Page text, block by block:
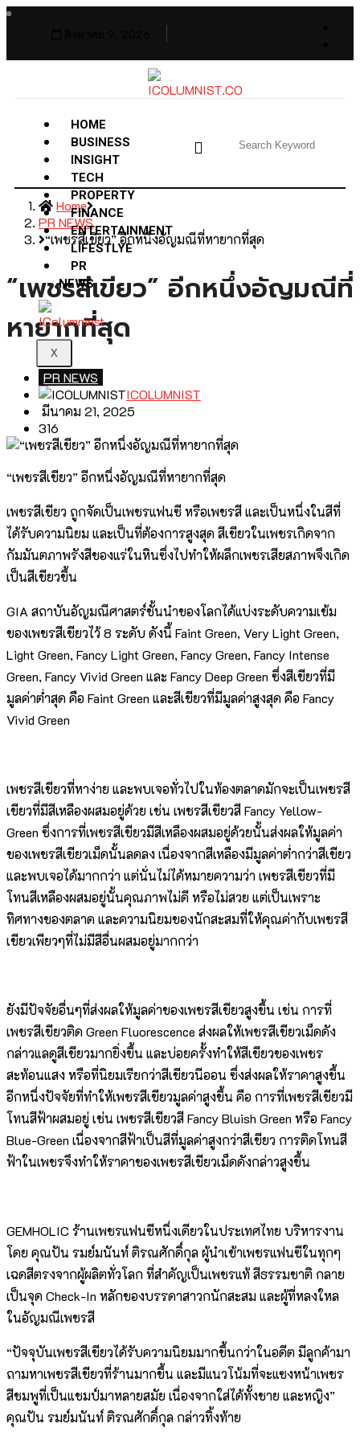
HOME
BUSINESS
INSIGHT
TECH
PROPERTY
FINANCE
ENTERTAINMENT
LIFESTLYE
PR
NEWS
X
Home
PR NEWS
“เพชรสีเขียว” อีกหนึ่งอัญมณีที่หายากที่สุด
“เพชรสีเขียว” อีกหนึ่งอัญมณีที่
หายากที่สุด
PR NEWS
ICOLUMNIST
มีนาคม 21, 2025
316
“เพชรสีเขียว” อีกหนึ่งอัญมณีที่หายากที่สุด
เพชรสีเขียว ถูกจัดเป็นเพชรแฟนซี หรือเพชรสี และเป็นหนึ่งในสีที่
ได้รับความนิยม และเป็นที่ต้องการสูงสุด สีเขียวในเพชรเกิดจาก
กัมมันตภาพรังสีของแร่ในหินซึ่งไปทำให้ผลึกเพชรเสียสภาพจึงเกิด
เป็นสีเขียวขึ้น
GIA สถาบันอัญมณีศาสตร์ชั้นนำของโลกได้แบ่งระดับความเข้ม
ของเพชรสีเขียวไว้ 8 ระดับ ดังนี้ Faint Green, Very Light Green,
Light Green, Fancy Light Green, Fancy Green, Fancy Intense
Green, Fancy Vivid Green และ Fancy Deep Green ซึ่งสีเขียวที่มี
มูลค่าต่ำสุด คือ Faint Green และสีเขียวที่มีมูลค่าสูงสุด คือ Fancy
Vivid Green
เพชรสีเขียวที่หาง่าย และพบเจอทั่วไปในท้องตลาดมักจะเป็นเพชรสี
เขียวที่มีสีเหลืองผสมอยู่ด้วย เช่น เพชรสีเขียวสี Fancy Yellow-
Green ซึ่งการที่เพชรสีเขียวมีสีเหลืองผสมอยู่ด้วยนั้นส่งผลให้มูลค่า
ของเพชรสีเขียวเม็ดนั้นลดลง เนื่องจากสีเหลืองมีมูลค่าต่ำกว่าสีเขียว
และพบเจอได้มากกว่า แต่นั่นไม่ได้หมายความว่า เพชรสีเขียวที่มี
โทนสีเหลืองผสมอยู่นั้นคุณภาพไม่ดี หรือไม่สวย แต่เป็นเพราะ
ทิศทางของตลาด และความนิยมของนักสะสมที่ให้คุณค่ากับเพชรสี
เขียวเพียวๆที่ไม่มีสีอื่นผสมอยู่มากกว่า
ยังมีปัจจัยอื่นๆที่ส่งผลให้มูลค่าของเพชรสีเขียวสูงขึ้น เช่น การที่
เพชรสีเขียวติด Green Fluorescence ส่งผลให้เพชรสีเขียวเม็ดดัง
กล่าวแลดูสีเขียวมากยิ่งขึ้น และบ่อยครั้งทำให้สีเขียวของเพชร
สะท้อนแสง หรือที่นิยมเรียกว่าสีเขียวนีออน ซึ่งส่งผลให้ราคาสูงขึ้น
อีกหนึ่งปัจจัยที่ทำให้เพชรสีเขียวมูลค่าสูงขึ้น คือ การที่เพชรสีเขียวมี
โทนสีฟ้าผสมอยู่ เช่น เพชรสีเขียวสี Fancy Bluish Green หรือ Fancy
Blue-Green เนื่องจากสีฟ้าเป็นสีที่มูลค่าสูงกว่าสีเขียว การติดโทนสี
ฟ้าในเพชรจึงทำให้ราคาของเพชรสีเขียวเม็ดดังกล่าวสูงขึ้น
GEMHOLIC ร้านเพชรแฟนซีหนึ่งเดียวในประเทศไทย บริหารงาน
โดย คุณปัน รมย์มนันท์ ติรณศักดิ์กุล ผู้นำเข้าเพชรแฟนซีในทุกๆ
เฉดสีตรงจากผู้ผลิตทั่วโลก ที่สำคัญเป็นเพชรแท้ สีธรรมชาติ กลาย
เป็นจุด Check-In หลักของบรรดาสาวกนักสะสม และผู้ที่หลงใหล
ในอัญมณีเพชรสี
“ปัจจุบันเพชรสีเขียวได้รับความนิยมมากขึ้นกว่าในอดีต มีลูกค้ามา
ถามหาเพชรสีเขียวที่ร้านมากขึ้น และมีแนวโน้มที่จะแซงหน้าเพชร
สีชมพูที่เป็นแชมป์มาหลายสมัย เนื่องจากใส่ได้ทั้งชาย และหญิง”
คุณปัน รมย์มนันท์ ติรณศักดิ์กุล กล่าวทิ้งท้าย